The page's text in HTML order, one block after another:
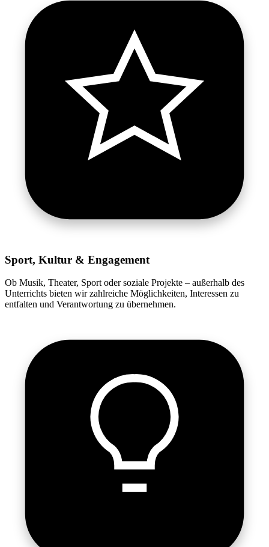
Sport, Kultur & Engagement
Ob Musik, Theater, Sport oder soziale Projekte – außerhalb des
Unterrichts bieten wir zahlreiche Möglichkeiten, Interessen zu
entfalten und Verantwortung zu übernehmen.